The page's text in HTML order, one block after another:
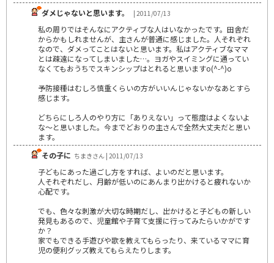
ダメじゃないと思います。
| 2011/07/13
私の周りではそんなにアクティブな人はいなかったです。田舎だ
からかもしれませんが、主さんが普通に感じました。人それぞれ
なので、ダメってことはないと思います。私はアクティブなママ
とは疎遠になってしまいました…。ヨガやスイミングに通ってい
なくてもおうちでスキンシップはとれると思いますo(^-^)o
予防接種はむしろ慎重くらいの方がいいんじゃないかなあとすら
感じます。
どちらにしろ人のやり方に「ありえない」って態度はよくないよ
な～と思いました。今までどおりの主さんで全然大丈夫だと思い
ます。
その子に ちまきさん | 2011/07/13
子どもにあった過ごし方をすれば、よいのだと思います。
人それぞれだし、月齢が低いのにあんまり出かけると疲れないか
心配です。
でも、色々な刺激が大切な時期だし、出かけると子どもの新しい
発見もあるので、児童館や子育て支援に行ってみたらいかがです
か？
家でもできる手遊びや歌を教えてもらったり、来ているママに育
児の便利グッズ教えてもらえたりします。